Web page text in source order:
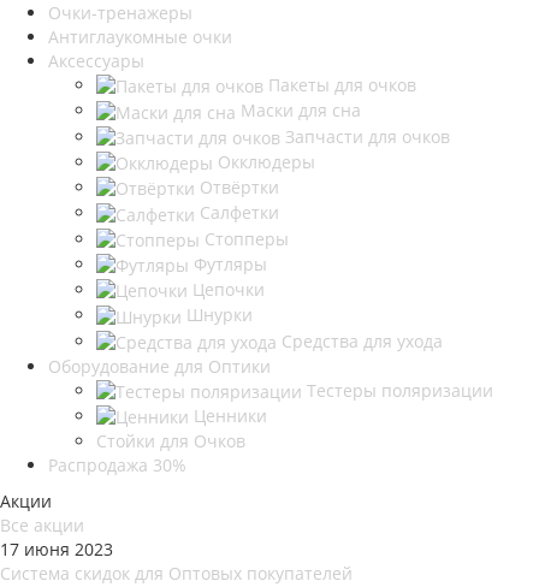
Очки-тренажеры
Антиглаукомные очки
Аксессуары
Пакеты для очков
Маски для сна
Запчасти для очков
Окклюдеры
Отвёртки
Салфетки
Стопперы
Футляры
Цепочки
Шнурки
Средства для ухода
Оборудование для Оптики
Тестеры поляризации
Ценники
Стойки для Очков
Распродажа 30%
Акции
Все акции
17 июня 2023
Система скидок для Оптовых покупателей